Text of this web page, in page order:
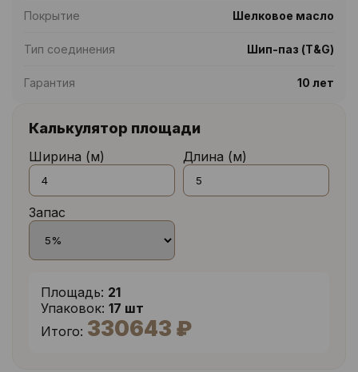
Покрытие Шелковое масло
Тип соединения Шип-паз (T&G)
Гарантия 10 лет
Калькулятор площади
Ширина (м) Длина (м)
Запас
Площадь: 21
Упаковок: 17 шт
Итого: 330643 ₽